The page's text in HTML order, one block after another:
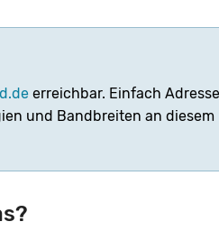
erreichbar. Einfach Adresse
und Bandbreiten an diesem